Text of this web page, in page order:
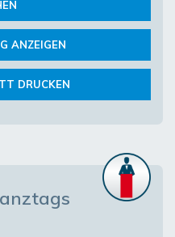
ANZEIGEN
DRUCKEN